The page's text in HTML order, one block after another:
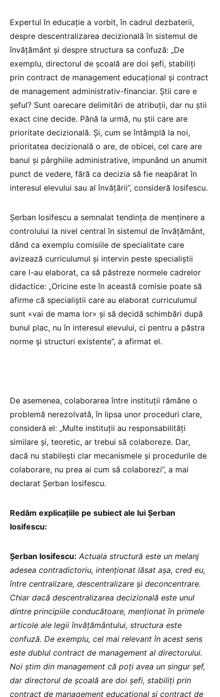
Expertul în educație a vorbit, în cadrul dezbaterii,
despre descentralizarea decizională în sistemul de
învățământ și despre structura sa confuză: „De
exemplu, directorul de școală are doi șefi, stabiliți
prin contract de management educațional și contract
de management administrativ-financiar. Știi care e
șeful? Sunt oarecare delimitări de atribuții, dar nu știi
exact cine decide. Până la urmă, nu știi care are
prioritate decizională. Și, cum se întâmplă la noi,
prioritatea decizională o are, de obicei, cel care are
banul și pârghiile administrative, impunând un anumit
punct de vedere, fără ca decizia să fie neapărat în
interesul elevului sau al învățării”, consideră Iosifescu.
Șerban Iosifescu a semnalat tendința de menținere a
controlului la nivel central în sistemul de învățământ,
dând ca exemplu comisiile de specialitate care
avizează curriculumul și intervin peste specialiștii
care l-au elaborat, ca să păstreze normele cadrelor
didactice: „Oricine este în această comisie poate să
afirme că specialiștii care au elaborat curriculumul
sunt «vai de mama lor» și să decidă schimbări după
bunul plac, nu în interesul elevului, ci pentru a păstra
norme și structuri existente”, a afirmat el.
De asemenea, colaborarea între instituții rămâne o
problemă nerezolvată, în lipsa unor proceduri clare,
consideră el: „Multe instituții au responsabilități
similare și, teoretic, ar trebui să colaboreze. Dar,
dacă nu stabilești clar mecanismele și procedurile de
colaborare, nu prea ai cum să colaborezi”, a mai
declarat Șerban Iosifescu.
Redăm explicațiile pe subiect ale lui Șerban
Iosifescu:
Șerban Iosifescu: Actuala structură este un melanj
adesea contradictoriu, intenționat lăsat așa, cred eu,
între centralizare, descentralizare și deconcentrare.
Chiar dacă descentralizarea decizională este unul
dintre principiile conducătoare, menționat în primele
articole ale legii învățământului, structura este
confuză. De exemplu, cel mai relevant în acest sens
este dublul contract de management al directorului.
Noi știm din management că poți avea un singur șef,
dar directorul de școală are doi șefi, stabiliți prin
contract de management educațional și contract de